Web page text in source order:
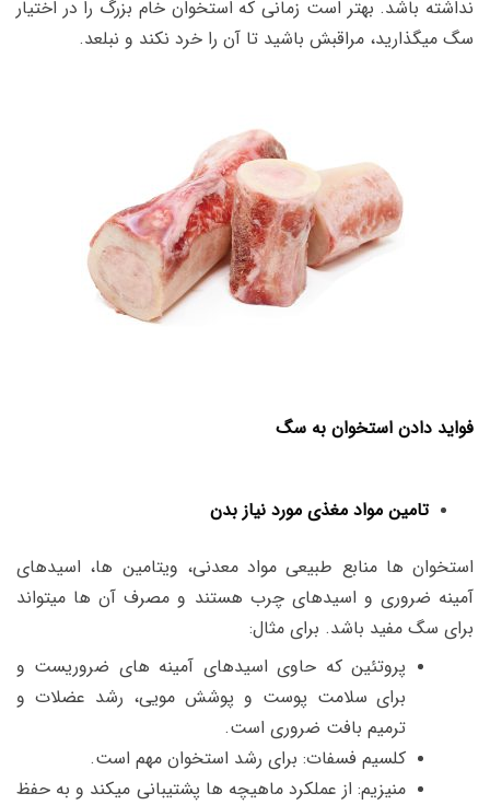
نداشته باشد. بهتر است زمانی که استخوان خام بزرگ را در اختیار
سگ میگذارید، مراقبش باشید تا آن را خرد نکند و نبلعد.
فواید دادن استخوان به سگ
تامین مواد مغذی مورد نیاز بدن
استخوان ها منابع طبیعی مواد معدنی، ویتامین ها، اسیدهای
آمینه ضروری و اسیدهای چرب هستند و مصرف آن ها میتواند
برای سگ مفید باشد. برای مثال:
پروتئین که حاوی اسیدهای آمینه های ضروریست و
برای سلامت پوست و پوشش مویی، رشد عضلات و
ترمیم بافت ضروری است.
کلسیم فسفات: برای رشد استخوان مهم است.
منیزیم: از عملکرد ماهیچه ها پشتیبانی میکند و به حفظ